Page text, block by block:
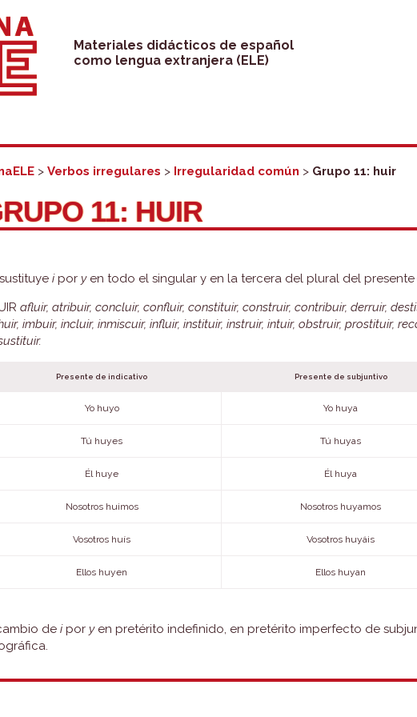
Materiales didácticos de español
como lengua extranjera (ELE)
>Verbos irregulares > Irregularidad común > Grupo 11: huir
11: HUIR
iporyen todo el singular y en la tercera del plural del
afluir, atribuir, concluir, confluir, constituir, construir, contribuir, derruir,
imbuir, incluir, inmiscuir, influir, instituir, instruir, intuir, obstruir, prostituir,
Presente de indicativo Presente de subjuntivo
Yo huyo Yo huya
Tú huyes Tú huyas
Él huye Él huya
Nosotros huimos Nosotros huyamos
Vosotros huís Vosotros huyáis
Ellos huyen Ellos huyan
de iporyen pretérito indefinido, en pretérito imperfecto de